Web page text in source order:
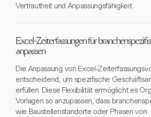
Vertrautheit und Anpassungsfähigkeit.
Excel-Zeiterfassungen für
anpassen
Die Anpassung von Excel-
entscheidend, um spezifische
erfüllen. Diese Flexibilität ermöglicht es
Vorlagen so anzupassen, dass
wie Baustellenstandorte oder Phasen von